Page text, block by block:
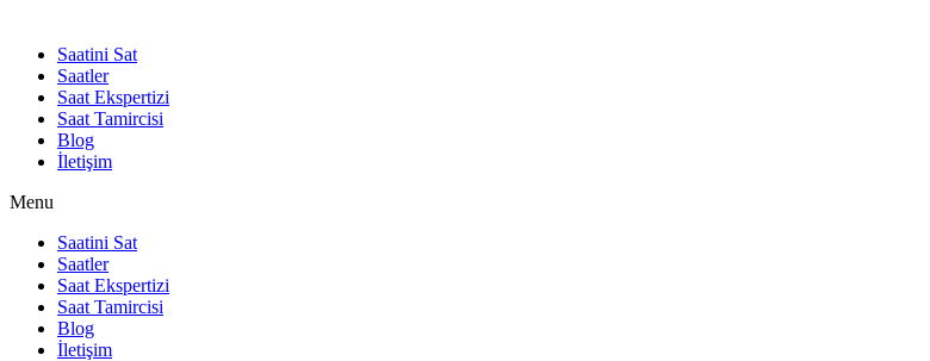
Saatini Sat
Saatler
Saat Ekspertizi
Saat Tamircisi
Blog
İletişim
Menu
Saatini Sat
Saatler
Saat Ekspertizi
Saat Tamircisi
Blog
İletişim